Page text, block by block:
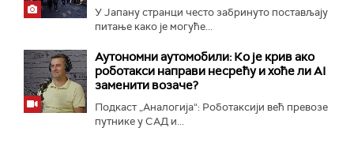
У Јапану странци често забринуто постављају
питање како је могуће...
Аутономни аутомобили: Ко је крив ако
роботакси направи несрећу и хоће ли AI
заменити возаче?
Подкаст „Аналогија“: Роботаксији већ превозе
путнике у САД и...